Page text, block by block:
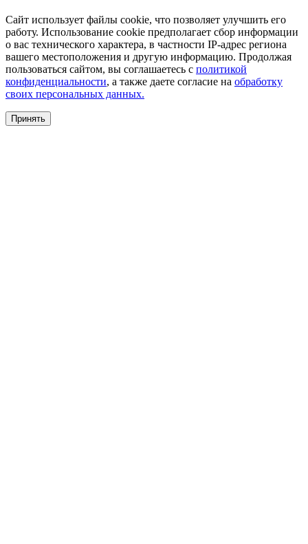
Сайт использует файлы cookie, что позволяет улучшить его
работу. Использование cookie предполагает сбор информации
о вас технического характера, в частности IP-адрес региона
вашего местоположения и другую информацию. Продолжая
пользоваться сайтом, вы соглашаетесь с политикой
конфиденциальности, а также даете согласие на обработку
своих персональных данных.
Принять